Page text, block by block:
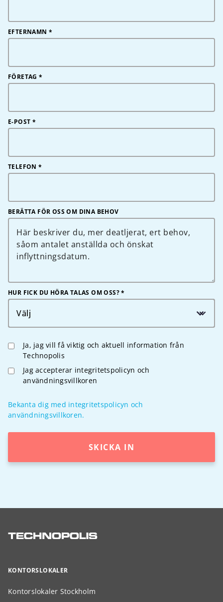
EFTERNAMN *
FÖRETAG *
E-POST *
TELEFON *
BERÄTTA FÖR OSS OM DINA BEHOV
HUR FICK DU HÖRA TALAS OM OSS? *
Välj
Ja, jag vill få viktig och aktuell information från
Technopolis
Jag accepterar integritetspolicyn och
användningsvillkoren
Bekanta dig med integritetspolicyn och
användningsvillkoren.
SKICKA IN
KONTORSLOKALER
Kontorslokaler Stockholm